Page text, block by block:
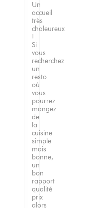
Un
accueil
très
chaleureux
!
Si
vous
recherchez
un
resto
où
vous
pourrez
mangez
de
la
cuisine
simple
mais
bonne,
un
bon
rapport
qualité
prix
alors